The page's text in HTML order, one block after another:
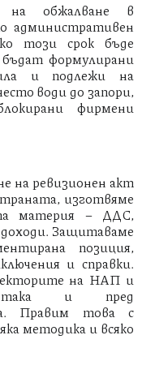
на обжалване в
административен
този срок бъде
формулирани
и подлежи на
води до запори,
фирмени
на ревизионен акт
изготвяме
материя – ДДС,
доходи. Защитаваме
позиция,
и справки.
на НАП и
така и пред
Правим това с
методика и всяко